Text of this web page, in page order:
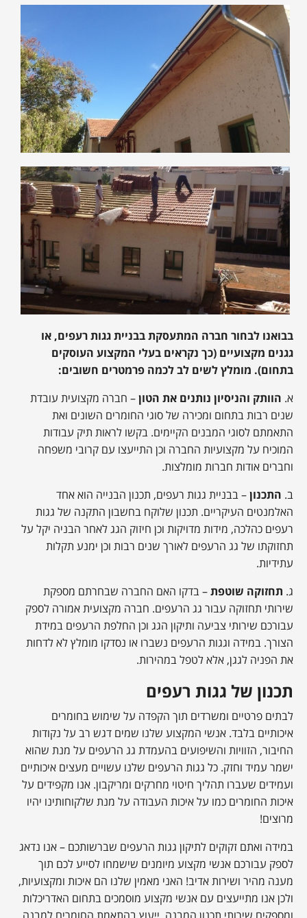
בבואנו לבחור חברה המתעסקת בבניית גגות רעפים, או
גגנים מקצועיים (כך נקראים בעלי המקצוע העוסקים
בתחום). מומלץ לשים לב לכמה פרמטרים חשובים:
א. הוותק והניסיון נותנים את הטון – חברה מקצועית עובדת
שנים רבות בתחום ומכירה של סוגי החומרים השונים ואת
התאמתם לסוגי המבנים הקיימים. בקשו לראות תיק עבודות
המוכיח על מקצועיות החברה וכן התייעצו עם קרובי משפחה
וחברים אודות חברות מומלצות.
ב. התכנון – בבניית גגות רעפים, תכנון הבנייה הוא אחד
האלמנטים העיקריים. תכנון שלוקח בחשבון התקנה של גגות
רעפים כהלכה, מידות מדויקות וכן חיזוק הגג לאחר הבניה יקל על
תחזוקתו של גג הרעפים לאורך שנים רבות וכן ימנע תקלות
עתידיות.
ג. תחזוקה שוטפת – בדקו האם החברה שבחרתם מספקת
שירותי תחזוקה עבור גג הרעפים. חברה מקצועית אמורה לספק
עבורכם שירותי צביעה ותיקון הגג וכן החלפת הרעפים במידת
הצורך. במידה וגגות הרעפים נשברו או נסדקו מומלץ לא לדחות
את הפניה לגגן, אלא לטפל במהירות.
תכנון של גגות רעפים
לבתים פרטיים ומשרדים תוך הקפדה על שימוש בחומרים
איכותיים בלבד. אנשי המקצוע שלנו שמים דגש רב על נקודות
החיבור, הזוויות והשיפועים בהעמדת גג הרעפים על מנת שהוא
ישמר עמיד וחזק. כל גגות הרעפים שלנו עשויים מעצים איכותיים
ועמידים שעברו תהליך חיטוי מחרקים ומריקבון. אנו מקפידים על
איכות החומרים כמו על איכות העבודה על מנת שלקוחותינו יהיו
מרוצים!
במידה ואתם זקוקים לתיקון גגות הרעפים שברשותכם – אנו נדאג
לספק עבורכם אנשי מקצוע מיומנים שישמחו לסייע לכם תוך
מענה מהיר ושירות אדיב! האני מאמין שלנו הם איכות ומקצועיות,
ולכן אנו מתייעצים עם אנשי מקצוע מוסמכים בתחום האדריכלות